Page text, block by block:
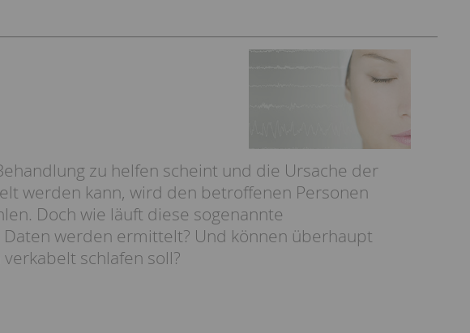
zu helfen scheint und die Ursache der
werden kann, wird den betroffenen Personen
Doch wie läuft diese sogenannte
werden ermittelt? Und können überhaupt
schlafen soll?